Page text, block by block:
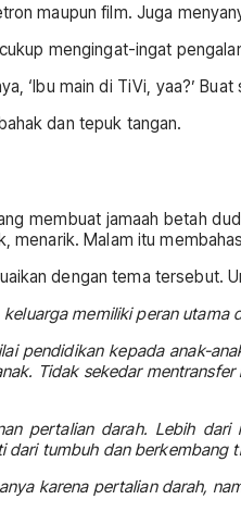
maupun film. Juga
mengingat-ingat
‘Ibu main di TiVi, yaa?’
dan tepuk tangan.
membuat jamaah betah
menarik. Malam itu
dengan tema tersebut.
memiliki peran utama
pendidikan kepada anak-
Tidak sekedar
pertalian darah. Lebih
tumbuh dan berkembang
karena pertalian darah,